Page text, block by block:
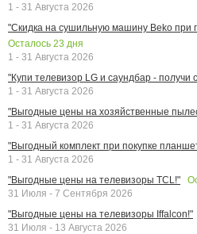
1 - 31 Августа 2026
"Скидка на сушильную машину Beko при
Осталось 23 дня
1 - 31 Августа 2026
"Купи телевизор LG и саундбар - получи
1 - 31 Августа 2026
"Выгодные цены на хозяйственные
1 - 31 Августа 2026
"Выгодный комплект при покупке
1 - 31 Августа 2026
"Выгодные цены на телевизоры TCL!"
31 Июля - 7 Сентября 2026
"Выгодные цены на телевизоры Iffalcon!"
31 Июля - 13 Августа 2026